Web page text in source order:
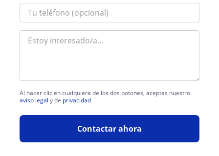
Al hacer clic en cualquiera de los dos botones, aceptas nuestro
aviso legal y de privacidad
Contactar ahora